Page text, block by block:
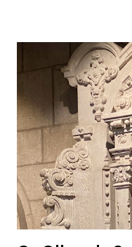
(2019.10.25) Feira
Feira Semanal em Viana
em Viana do Castelo
Castelo (2019.10.25)
(2019.10.25)